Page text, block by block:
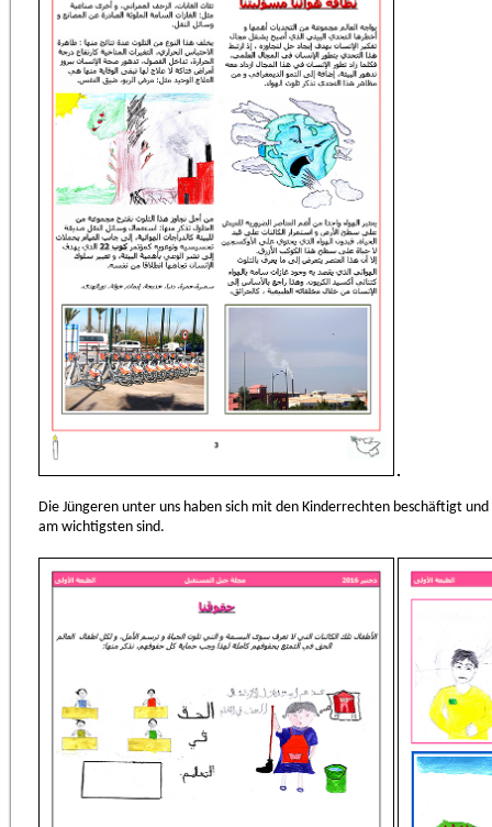
Die Jüngeren unter uns haben sich mit den Kinderrechten beschäftigt
am wichtigsten sind.